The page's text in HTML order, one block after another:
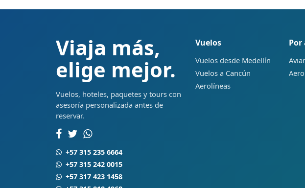
Viaja más,
elige mejor.
Vuelos, hoteles, paquetes y tours con
asesoría personalizada antes de
reservar.
+57 315 235 6664
+57 315 242 0015
+57 317 423 1458
Vuelos
Vuelos desde Medellín
Vuelos a Cancún
Aerolíneas
Por